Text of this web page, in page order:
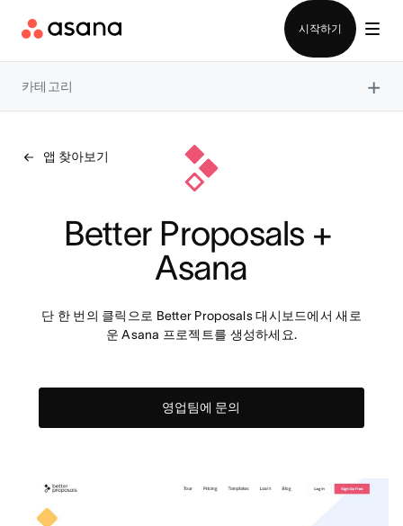
시작하기
카테고리 ×
앱 찾아보기
Better Proposals +
Asana
단 한 번의 클릭으로 Better Proposals 대시보드에서 새로
운 Asana 프로젝트를 생성하세요.
영업팀에 문의